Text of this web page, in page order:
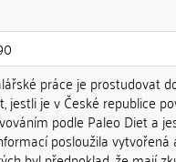
práce je prostudovat
jestli je v České republice
podle Paleo Diet a
posloužila